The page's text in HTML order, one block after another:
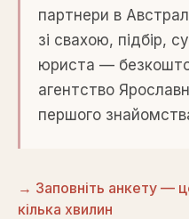
партнери в
зі свахою, підбір,
юриста —
агентство
першого
→ Заповніть анкету —
кілька хвилин